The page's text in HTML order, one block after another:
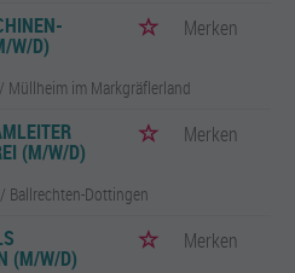
W/D)
Merken
/ Müllheim im Markgräflerland
(M/W/D)
Merken
/ Ballrechten-Dottingen
(M/W/D)
Merken